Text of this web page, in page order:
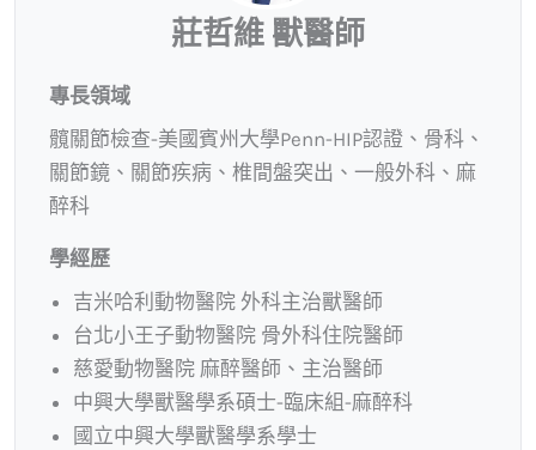
莊哲維 獸醫師
專長領域
髖關節檢查-美國賓州大學Penn-HIP認證、骨科、
關節鏡、關節疾病、椎間盤突出、一般外科、麻
醉科
學經歷
吉米哈利動物醫院 外科主治獸醫師
台北小王子動物醫院 骨外科住院醫師
慈愛動物醫院 麻醉醫師、主治醫師
中興大學獸醫學系碩士-臨床組-麻醉科
國立中興大學獸醫學系學士